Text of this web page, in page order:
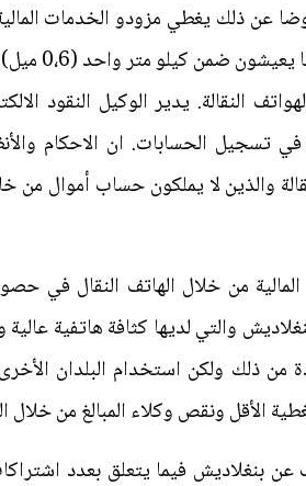
البلاد.
النقالة. يدير الوكيل النقود
في تسجيل الحسابات. ان الاحكام
والذين لا يملكون حساب أموال
والتي لديها كثافة هاتفية
من ذلك ولكن استخدام البلدان
بنغلاديش فيما يتعلق بعدد